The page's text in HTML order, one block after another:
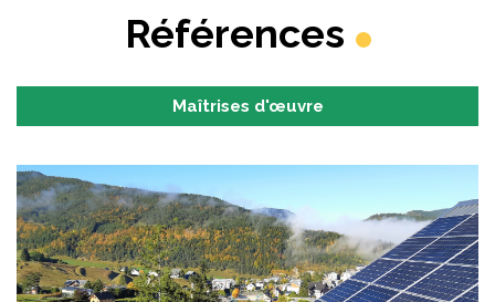
Références
Maîtrises d'œuvre